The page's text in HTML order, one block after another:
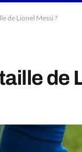
de Lionel Messi ?
de